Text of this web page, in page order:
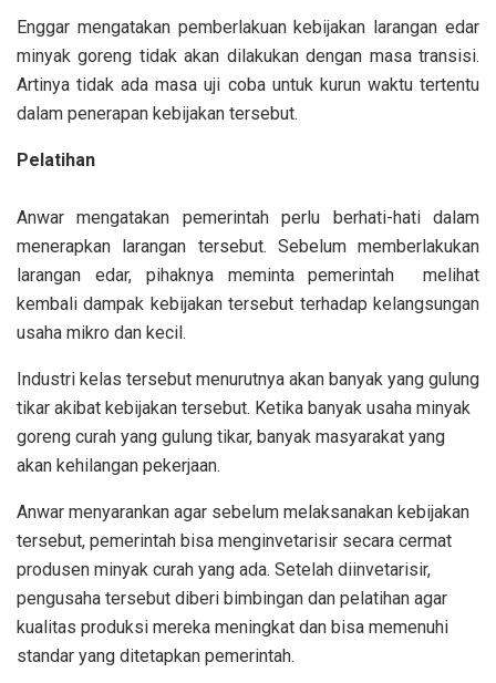
Enggar mengatakan pemberlakuan kebijakan larangan edar
minyak goreng tidak akan dilakukan dengan masa transisi.
Artinya tidak ada masa uji coba untuk kurun waktu tertentu
dalam penerapan kebijakan tersebut.
Pelatihan
Anwar mengatakan pemerintah perlu berhati-hati dalam
menerapkan larangan tersebut. Sebelum memberlakukan
larangan edar, pihaknya meminta pemerintah melihat
kembali dampak kebijakan tersebut terhadap kelangsungan
usaha mikro dan kecil.
Industri kelas tersebut menurutnya akan banyak yang gulung
tikar akibat kebijakan tersebut. Ketika banyak usaha minyak
goreng curah yang gulung tikar, banyak masyarakat yang
akan kehilangan pekerjaan.
Anwar menyarankan agar sebelum melaksanakan kebijakan
tersebut, pemerintah bisa menginvetarisir secara cermat
produsen minyak curah yang ada. Setelah diinvetarisir,
pengusaha tersebut diberi bimbingan dan pelatihan agar
kualitas produksi mereka meningkat dan bisa memenuhi
standar yang ditetapkan pemerintah.